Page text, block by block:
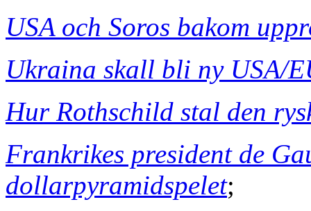
USA och Soros bakom
Ukraina skall bli ny USA/
Hur Rothschild stal den
Frankrikes president de
dollarpyramidspelet;